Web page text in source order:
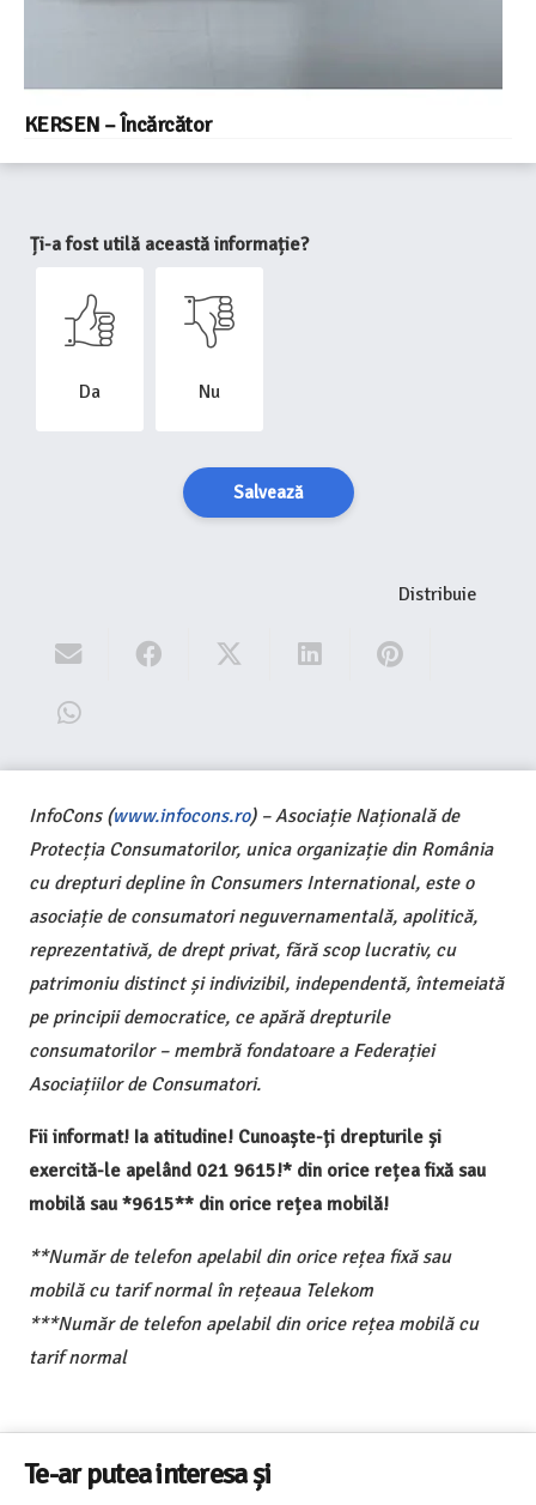
KERSEN – Încărcător
Ți-a fost utilă această informație?
Da Nu
Salvează
Distribuie
InfoCons (www.infocons.ro) – Asociație Națională de
Protecția Consumatorilor, unica organizație din România
cu drepturi depline în Consumers International, este o
asociație de consumatori neguvernamentală, apolitică,
reprezentativă, de drept privat, fără scop lucrativ, cu
patrimoniu distinct și indivizibil, independentă, întemeiată
pe principii democratice, ce apără drepturile
consumatorilor – membră fondatoare a Federației
Asociațiilor de Consumatori.
Fii informat! Ia atitudine! Cunoaște-ți drepturile și
exercită-le apelând 021 9615!* din orice rețea fixă sau
mobilă sau *9615** din orice rețea mobilă!
**Număr de telefon apelabil din orice rețea fixă sau
mobilă cu tarif normal în rețeaua Telekom
***Număr de telefon apelabil din orice rețea mobilă cu
tarif normal
Te-ar putea interesa și